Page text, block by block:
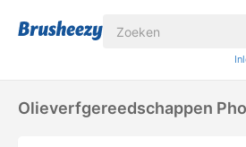
Olieverfgereedschappen